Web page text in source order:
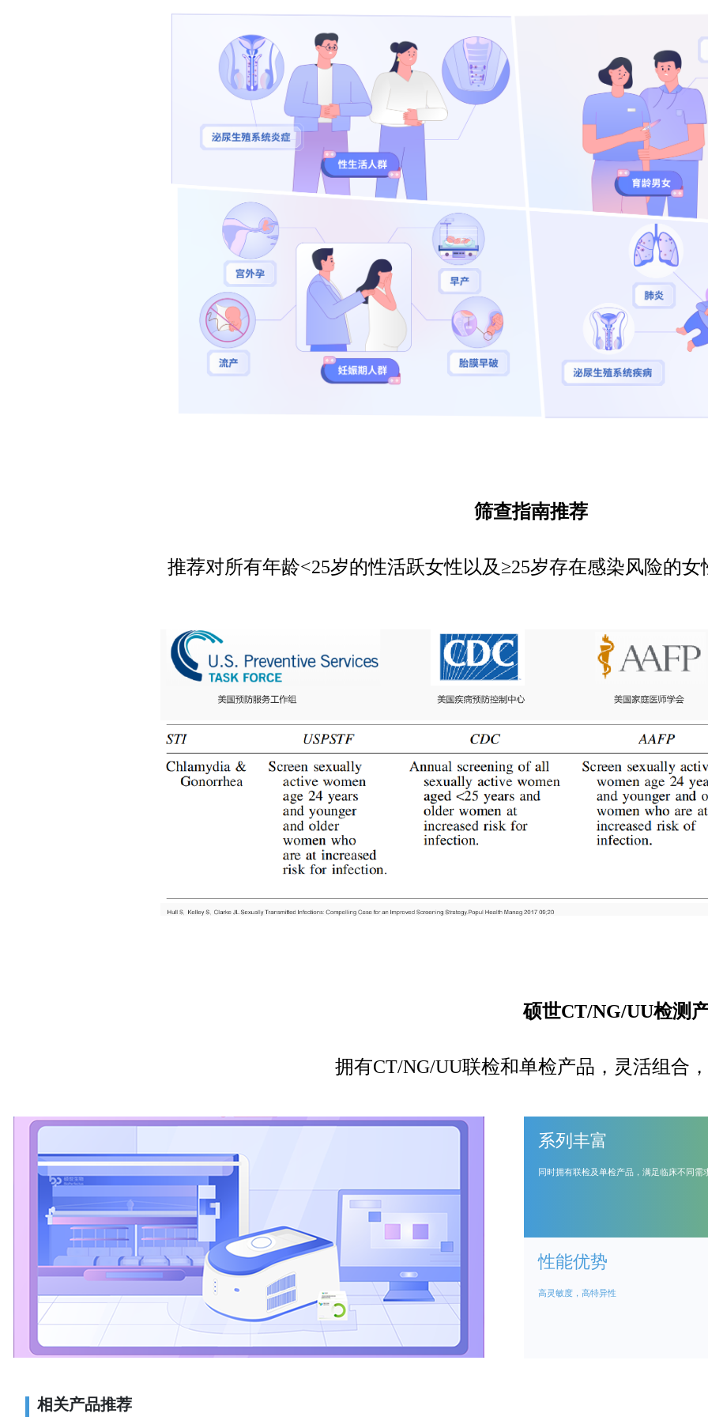
筛查指南推荐
推荐对所有年龄<25岁的性活跃女性以及≥25岁存在感染风险的
硕世CT/NG/UU检测
拥有CT/NG/UU联检和单检产品，灵活组合
系列丰富
同时拥有联检及单检产品，满足临床不同需
性能优势
高灵敏度，高特异性
相关产品推荐